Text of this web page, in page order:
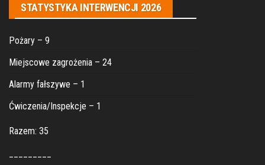
STATYSTYKA INTERWENCJI 2026
Pożary – 9
Miejscowe zagrożenia – 24
Alarmy fałszywe – 1
Ćwiczenia/Inspekcje – 1
Razem: 35